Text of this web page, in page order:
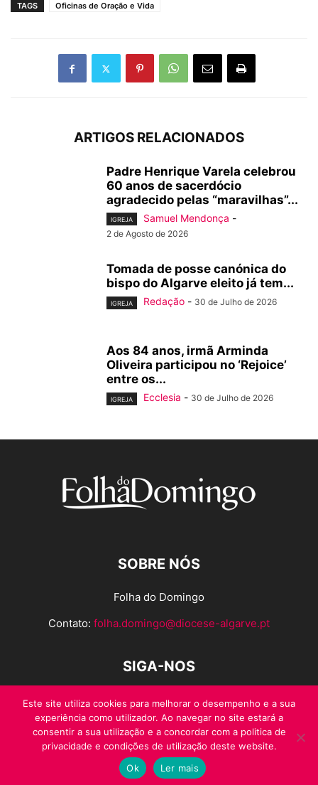
TAGS Oficinas de Oração e Vida
ARTIGOS RELACIONADOS
Padre Henrique Varela celebrou
60 anos de sacerdócio
agradecido pelas “maravilhas”...
IGREJA Samuel Mendonça -
2 de Agosto de 2026
Tomada de posse canónica do
bispo do Algarve eleito já tem...
IGREJA Redação - 30 de Julho de 2026
Aos 84 anos, irmã Arminda
Oliveira participou no ‘Rejoice’
entre os...
IGREJA Ecclesia - 30 de Julho de 2026
SOBRE NÓS
Folha do Domingo
Contato: folha.domingo@diocese-algarve.pt
SIGA-NOS
© Folha do Domingo 2026, todos os direitos reservados.
Este site utiliza cookies para melhorar o desempenho e a sua
experiência como utilizador. Ao navegar no site estará a
consentir a sua utilização e a concordar com a politica de
privacidade e condições de utilização deste website.
Ok
Ler mais